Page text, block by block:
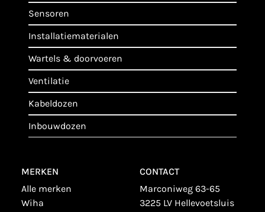
sensoren
installatiematerialen
wartels & doorvoeren
ventilatie
kabeldozen
inbouwdozen
MERKEN
alle merken
wiha
CONTACT
Marconiweg 63-65
3225 LV Hellevoetsluis